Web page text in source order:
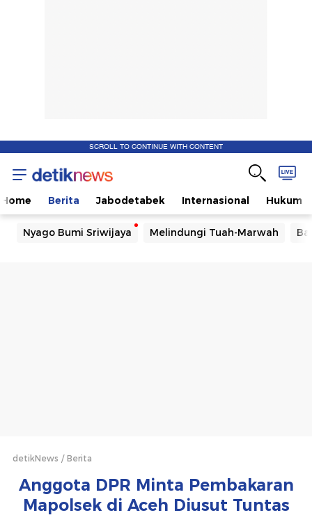
SCROLL TO CONTINUE WITH CONTENT
Home Berita Jabodetabek Internasional Hukum
Nyago Bumi Sriwijaya Melindungi Tuah-Marwah
detikNews Berita
Anggota DPR Minta Pembakaran
Mapolsek di Aceh Diusut Tuntas